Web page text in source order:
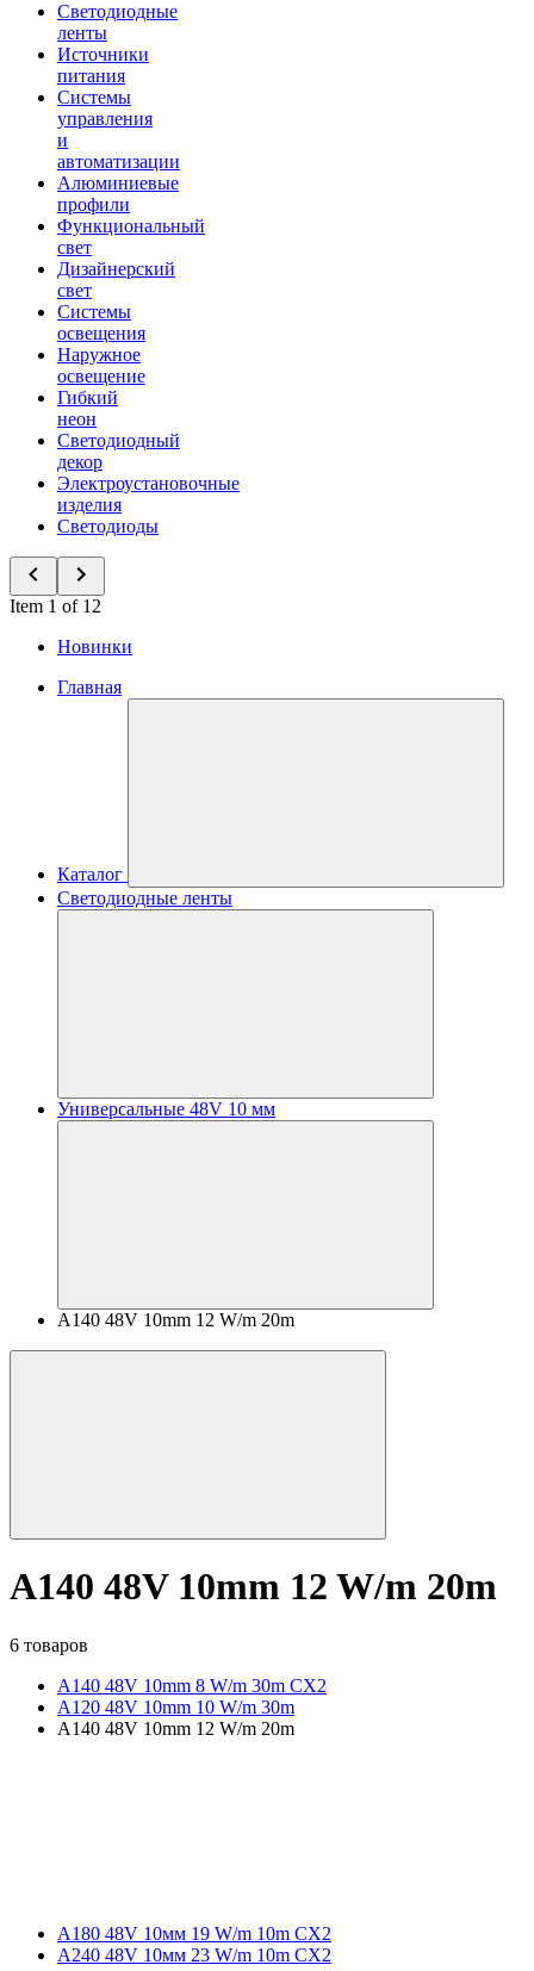
Светодиодные
ленты
Источники
питания
Системы
управления
и
автоматизации
Алюминиевые
профили
Функциональный
свет
Дизайнерский
свет
Системы
освещения
Наружное
освещение
Гибкий
неон
Светодиодный
декор
Электроустановочные
изделия
Светодиоды
Item 1 of 12
Новинки
Главная
Каталог
Светодиодные ленты
Универсальные 48V 10 мм
A140 48V 10mm 12 W/m 20m
A140 48V 10mm 12 W/m 20m
6 товаров
A140 48V 10mm 8 W/m 30m CX2
A120 48V 10mm 10 W/m 30m
A140 48V 10mm 12 W/m 20m
A180 48V 10мм 19 W/m 10m CX2
A240 48V 10мм 23 W/m 10m CX2